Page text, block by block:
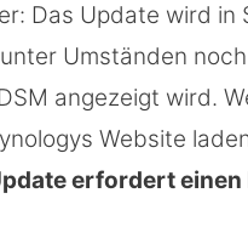
Das Update wird
Umständen
angezeigt wird.
Website
erfordert